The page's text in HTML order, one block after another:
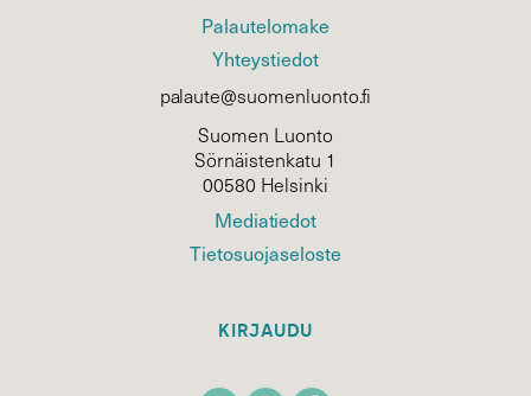
Palautelomake
Yhteystiedot
palaute@suomenluonto.fi
Suomen Luonto
Sörnäistenkatu 1
00580 Helsinki
Mediatiedot
Tietosuojaseloste
KIRJAUDU